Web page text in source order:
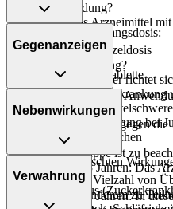
Art der Anwendung?
Nehmen Sie das Arzneimittel
Dauer der Anwendung?
Die Anwendungsdauer richtet
und/oder Dauer der
Arzt bestimmt. Bei
bei einer bipolaren Störung bei
nicht länger als 12 Wochen
Es kann zu einer Vielzahl von
kommen, unter anderem zu
Schizophrenie - Anfangsdosis:
Personenkreis
Einzeldosis
Erwachsene
1 Tablette
Gegenanzeigen
Was spricht gegen eine
- Überempfindlichkeit gegen die
Welche Altersgruppe ist zu
- Kinder unter 13 Jahren: Das
werden.
- Kinder unter 15 Jahren: In
Nebenwirkungen
Welche unerwünschten
- Diabetes mellitus
- Schlaflosigkeit
Verwahrung